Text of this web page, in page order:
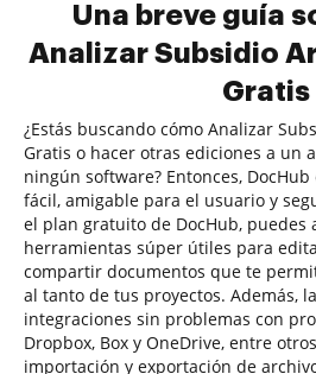
Una breve guía
Analizar Subsidio
Gratis
¿Estás buscando cómo Analizar
Gratis o hacer otras ediciones a un
ningún software? Entonces,
fácil, amigable para el usuario y
el plan gratuito de DocHub, puedes
herramientas súper útiles para
compartir documentos que te
al tanto de tus proyectos. Además,
integraciones sin problemas con
Dropbox, Box y OneDrive, entre
importación y exportación de